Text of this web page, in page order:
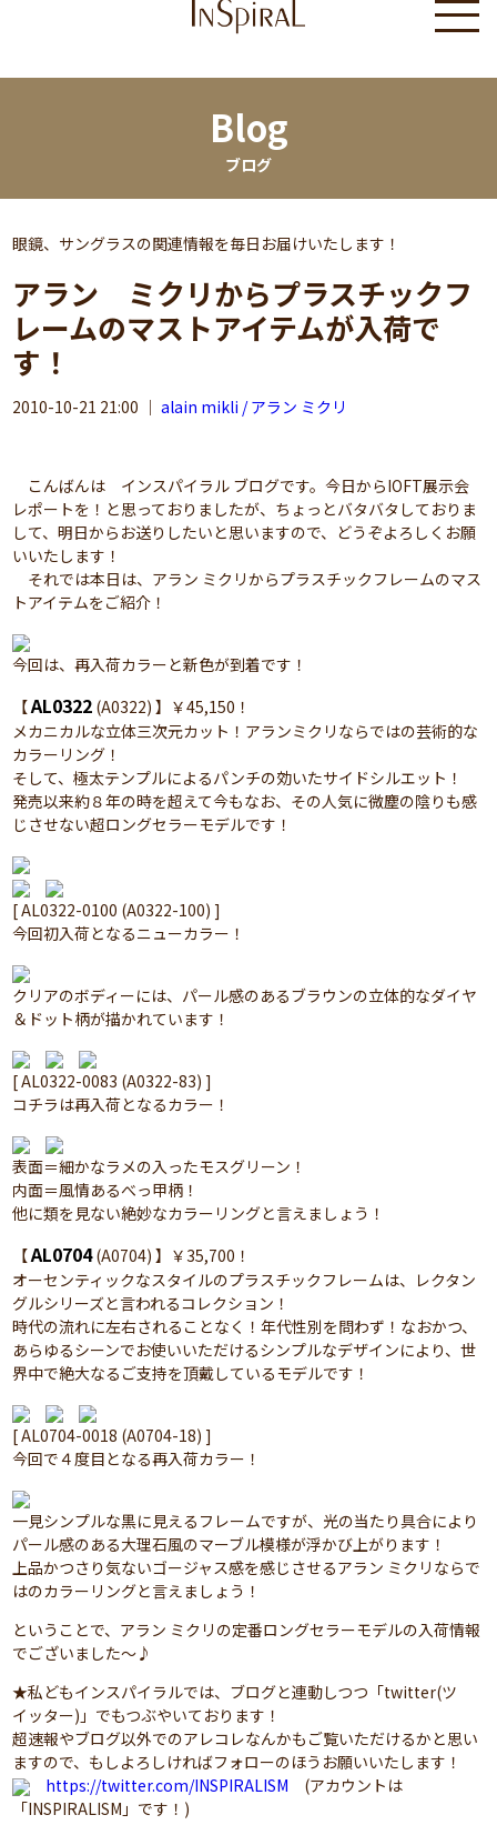
Blog
ブログ
眼鏡、サングラスの関連情報を毎日お届けいたします！
アラン ミクリからプラスチックフ
レームのマストアイテムが入荷で
す！
2010-10-21 21:00 ｜alain mikli / アラン ミクリ
こんばんは インスパイラル ブログです。今日からIOFT展示会
レポートを！と思っておりましたが、ちょっとバタバタしておりま
して、明日からお送りしたいと思いますので、どうぞよろしくお願
いいたします！
それでは本日は、アラン ミクリからプラスチックフレームのマス
トアイテムをご紹介！
今回は、再入荷カラーと新色が到着です！
【AL0322 (A0322) 】￥45,150！
メカニカルな立体三次元カット！アランミクリならではの芸術的な
カラーリング！
そして、極太テンプルによるパンチの効いたサイドシルエット！
発売以来約８年の時を超えて今もなお、その人気に微塵の陰りも感
じさせない超ロングセラーモデルです！
[ AL0322-0100 (A0322-100) ]
今回初入荷となるニューカラー！
クリアのボディーには、パール感のあるブラウンの立体的なダイヤ
＆ドット柄が描かれています！
[ AL0322-0083 (A0322-83) ]
コチラは再入荷となるカラー！
表面＝細かなラメの入ったモスグリーン！
内面＝風情あるべっ甲柄！
他に類を見ない絶妙なカラーリングと言えましょう！
【AL0704(A0704) 】￥35,700！
オーセンティックなスタイルのプラスチックフレームは、レクタン
グルシリーズと言われるコレクション！
時代の流れに左右されることなく！年代性別を問わず！なおかつ、
あらゆるシーンでお使いいただけるシンプルなデザインにより、世
界中で絶大なるご支持を頂戴しているモデルです！
[ AL0704-0018 (A0704-18) ]
今回で４度目となる再入荷カラー！
一見シンプルな黒に見えるフレームですが、光の当たり具合により
パール感のある大理石風のマーブル模様が浮かび上がります！
上品かつさり気ないゴージャス感を感じさせるアラン ミクリならで
はのカラーリングと言えましょう！
ということで、アラン ミクリの定番ロングセラーモデルの入荷情報
でございました～♪
★私どもインスパイラルでは、ブログと連動しつつ「twitter(ツ
イッター)」でもつぶやいております！
超速報やブログ以外でのアレコレなんかもご覧いただけるかと思い
ますので、もしよろしければフォローのほうお願いいたします！
https://twitter.com/INSPIRALISM (アカウントは
「INSPIRALISM」です！)